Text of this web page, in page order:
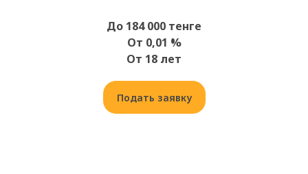
До 184 000 тенге
От 0,01 %
От 18 лет
Подать заявку